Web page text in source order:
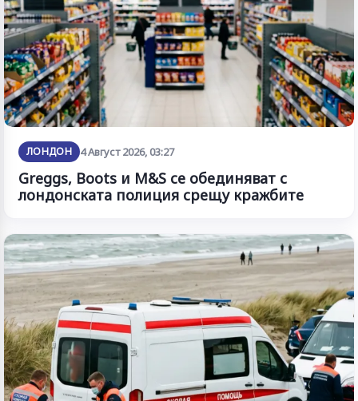
ЛОНДОН 4 Август 2026, 03:27
Greggs, Boots и M&S се обединяват с
лондонската полиция срещу кражбите